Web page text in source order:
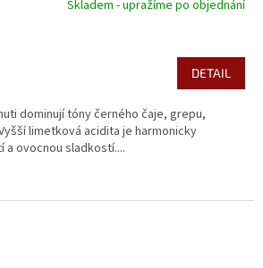
Skladem - upražíme po objednání
DETAIL
dominují tóny černého čaje, grepu,
limetková acidita je harmonicky
ovocnou sladkostí....